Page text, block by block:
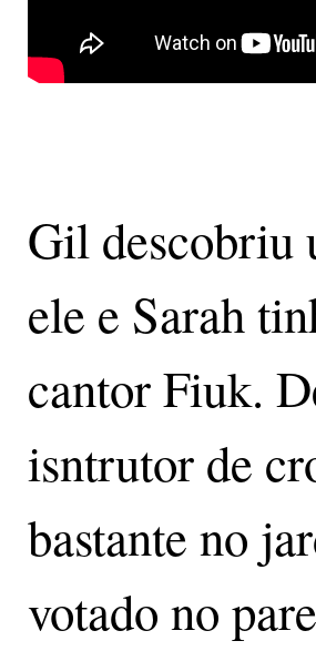
Gil descobriu
ele e Sarah
cantor Fiuk.
isntrutor de
bastante no
votado no